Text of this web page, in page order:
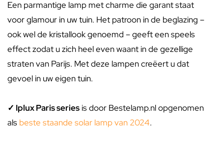
Een parmantige lamp met charme die garant staat
voor glamour in uw tuin. Het patroon in de beglazing –
ook wel de kristallook genoemd – geeft een speels
effect zodat u zich heel even waant in de gezellige
straten van Parijs. Met deze lampen creëert u dat
gevoel in uw eigen tuin.
✓ Iplux Paris series is door Bestelamp.nl opgenomen
als beste staande solar lamp van 2024.